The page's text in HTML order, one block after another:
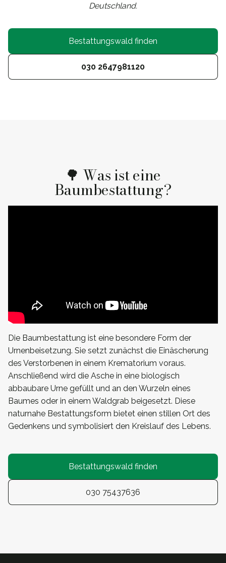
Deutschland.
Bestattungswald finden
030 2647981120
🌳 Was ist eine
Baumbestattung?
Die Baumbestattung ist eine besondere Form der
Urnenbeisetzung. Sie setzt zunächst die Einäscherung
des Verstorbenen in einem Krematorium voraus.
Anschließend wird die Asche in eine biologisch
abbaubare Urne gefüllt und an den Wurzeln eines
Baumes oder in einem Waldgrab beigesetzt. Diese
naturnahe Bestattungsform bietet einen stillen Ort des
Gedenkens und symbolisiert den Kreislauf des Lebens.
Bestattungswald finden
030 75437636